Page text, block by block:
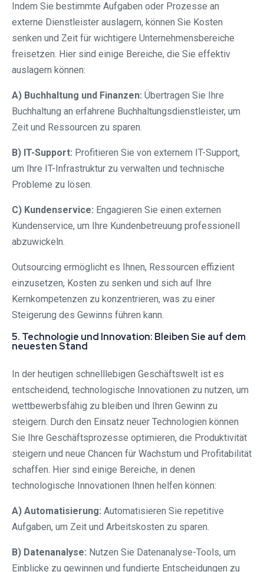
Indem Sie bestimmte Aufgaben oder Prozesse an
externe Dienstleister auslagern, können Sie Kosten
senken und Zeit für wichtigere Unternehmensbereiche
freisetzen. Hier sind einige Bereiche, die Sie effektiv
auslagern können:
A) Buchhaltung und Finanzen: Übertragen Sie Ihre
Buchhaltung an erfahrene Buchhaltungsdienstleister, um
Zeit und Ressourcen zu sparen.
B) IT-Support: Profitieren Sie von externem IT-Support,
um Ihre IT-Infrastruktur zu verwalten und technische
Probleme zu lösen.
C) Kundenservice: Engagieren Sie einen externen
Kundenservice, um Ihre Kundenbetreuung professionell
abzuwickeln.
Outsourcing ermöglicht es Ihnen, Ressourcen effizient
einzusetzen, Kosten zu senken und sich auf Ihre
Kernkompetenzen zu konzentrieren, was zu einer
Steigerung des Gewinns führen kann.
5. Technologie und Innovation: Bleiben Sie auf dem
neuesten Stand
In der heutigen schnelllebigen Geschäftswelt ist es
entscheidend, technologische Innovationen zu nutzen, um
wettbewerbsfähig zu bleiben und Ihren Gewinn zu
steigern. Durch den Einsatz neuer Technologien können
Sie Ihre Geschäftsprozesse optimieren, die Produktivität
steigern und neue Chancen für Wachstum und Profitabilität
schaffen. Hier sind einige Bereiche, in denen
technologische Innovationen Ihnen helfen können:
A) Automatisierung: Automatisieren Sie repetitive
Aufgaben, um Zeit und Arbeitskosten zu sparen.
B) Datenanalyse: Nutzen Sie Datenanalyse-Tools, um
Einblicke zu gewinnen und fundierte Entscheidungen zu